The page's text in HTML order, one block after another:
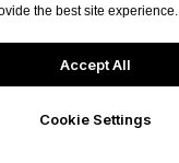
the best site experience.
Accept All
Cookie Settings